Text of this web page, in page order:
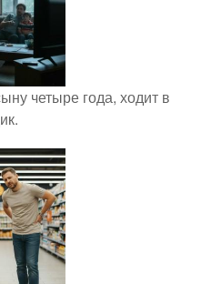
четыре года, ходит в